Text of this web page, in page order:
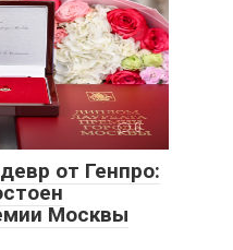
0
от Генпро:
Москвы